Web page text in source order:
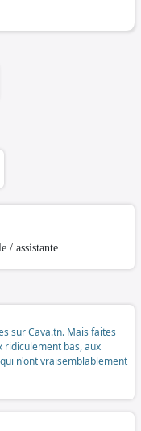
/ assistante
sur Cava.tn. Mais faites
ridiculement bas, aux
n'ont vraisemblablement